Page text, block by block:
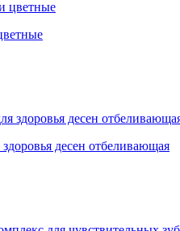
десен отбеливающая